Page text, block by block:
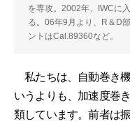
を専攻。2002年、IWCに
る。06年9月より、R＆D
ントはCal.89360など。
私たちは、自動巻き
いうよりも、加速度巻
類しています。前者は